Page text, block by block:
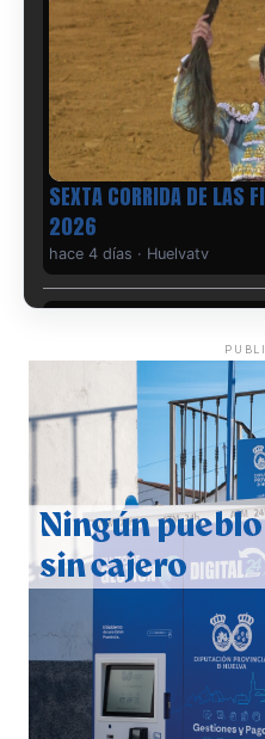
6º DÍA DE LAS FIESTAS
hace 4 días
QUINTA CORRIDA DE
2026
hace 5 días·Huelvatv